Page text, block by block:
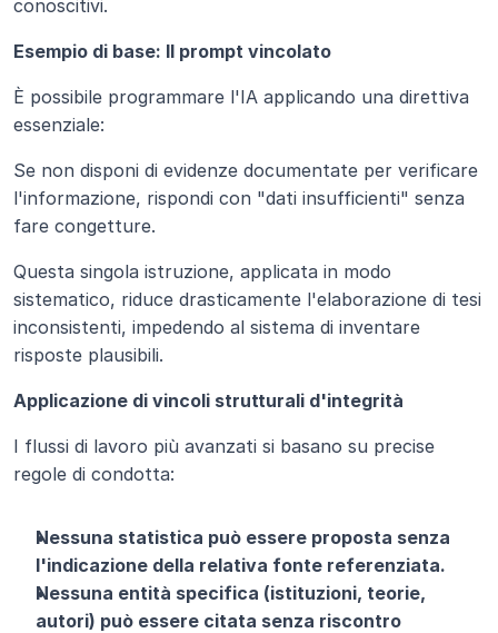
conoscitivi.
Esempio di base: Il prompt vincolato
È possibile programmare l'IA applicando una direttiva
essenziale:
Se non disponi di evidenze documentate per verificare
l'informazione, rispondi con "dati insufficienti" senza
fare congetture.
Questa singola istruzione, applicata in modo
sistematico, riduce drasticamente l'elaborazione di tesi
inconsistenti, impedendo al sistema di inventare
risposte plausibili.
Applicazione di vincoli strutturali d'integrità
I flussi di lavoro più avanzati si basano su precise
regole di condotta:
Nessuna statistica può essere proposta senza
l'indicazione della relativa fonte referenziata.
Nessuna entità specifica (istituzioni, teorie,
autori) può essere citata senza riscontro